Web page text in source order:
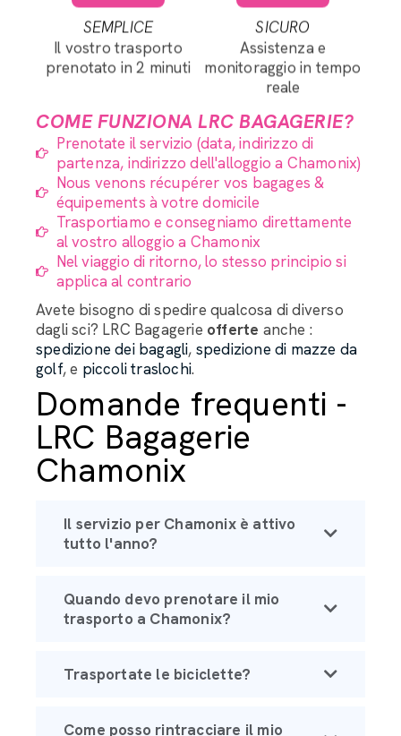
SEMPLICE
Il vostro trasporto
prenotato in 2 minuti
SICURO
Assistenza e
monitoraggio in tempo
reale
COME FUNZIONA LRC BAGAGERIE?
Prenotate il servizio (data, indirizzo di
partenza, indirizzo dell'alloggio a Chamonix)
Nous venons récupérer vos bagages &
équipements à votre domicile
Trasportiamo e consegniamo direttamente
al vostro alloggio a Chamonix
Nel viaggio di ritorno, lo stesso principio si
applica al contrario
Avete bisogno di spedire qualcosa di diverso
dagli sci? LRC Bagagerie offerte anche :
spedizione dei bagagli, spedizione di mazze da
golf, e piccoli traslochi.
Domande frequenti -
LRC Bagagerie
Chamonix
Il servizio per Chamonix è attivo
tutto l'anno?
Quando devo prenotare il mio
trasporto a Chamonix?
Trasportate le biciclette?
Come posso rintracciare il mio